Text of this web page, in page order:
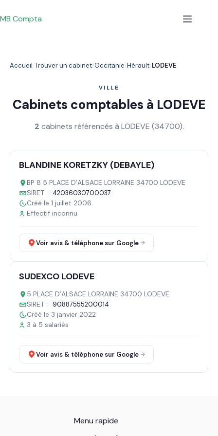
au
contenu
MB Compta
Accueil Trouver un cabinet Occitanie Hérault LODEVE
VILLE
Cabinets comptables à LODEVE
2 cabinets référencés à LODEVE (34700).
BLANDINE KORETZKY (DEBAYLE)
BP 8 5 PLACE D’ALSACE LORRAINE 34700 LODEVE
SIRET :
42036030700037
Créé le 1 juillet 2006
Effectif inconnu
Voir avis & téléphone sur Google
SUDEXCO LODEVE
5 PLACE D’ALSACE LORRAINE 34700 LODEVE
SIRET :
90887555200014
Créé le 3 janvier 2022
3 à 5 salariés
Voir avis & téléphone sur Google
Menu rapide